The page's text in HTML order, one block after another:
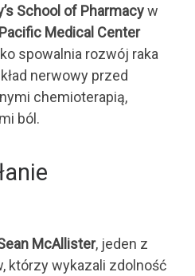
School of Pharmacyw
Medical Center
spowalnia rozwój raka
nerwowy przed
chemioterapią,
ból.
McAllister, jeden z
którzy wykazali zdolność